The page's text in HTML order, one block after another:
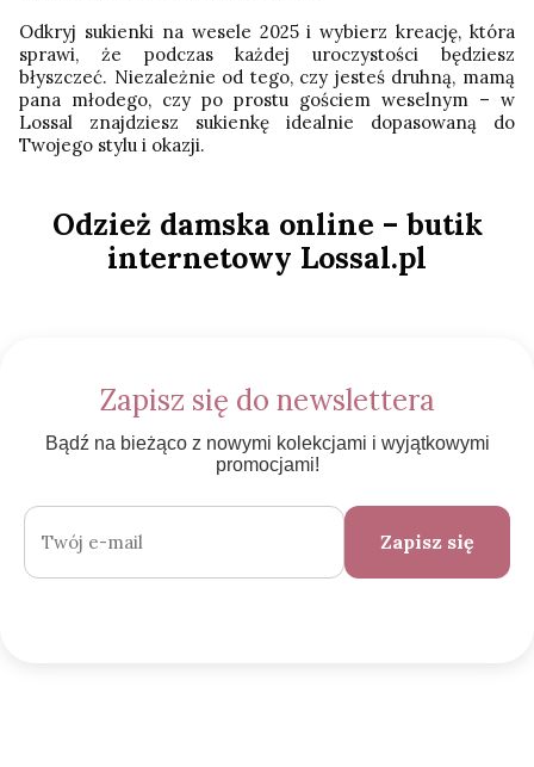
Odkryj sukienki na wesele 2025 i wybierz kreację, która
sprawi, że podczas każdej uroczystości będziesz
błyszczeć. Niezależnie od tego, czy jesteś druhną, mamą
pana młodego, czy po prostu gościem weselnym – w
Lossal znajdziesz sukienkę idealnie dopasowaną do
Twojego stylu i okazji.
Odzież damska online – butik
internetowy Lossal.pl
Zapisz się do newslettera
Bądź na bieżąco z nowymi kolekcjami i wyjątkowymi
promocjami!
Zapisz się